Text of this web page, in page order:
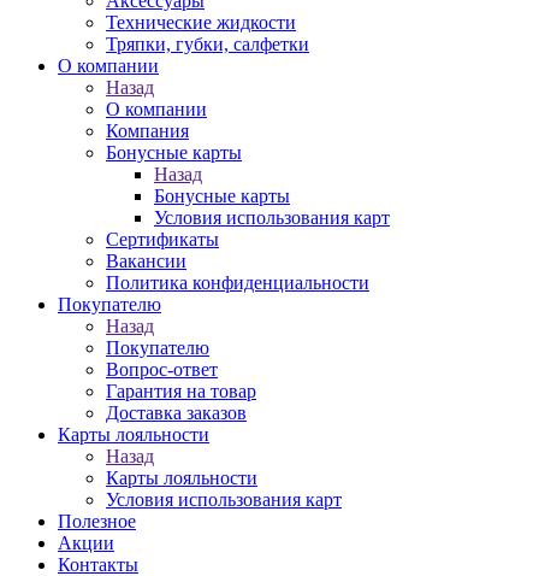
Технические жидкости
Тряпки, губки, салфетки
О компании
Назад
О компании
Компания
Бонусные карты
Назад
Бонусные карты
Условия использования карт
Сертификаты
Вакансии
Политика конфиденциальности
Покупателю
Назад
Покупателю
Вопрос-ответ
Гарантия на товар
Доставка заказов
Карты лояльности
Назад
Карты лояльности
Условия использования карт
Полезное
Акции
Контакты